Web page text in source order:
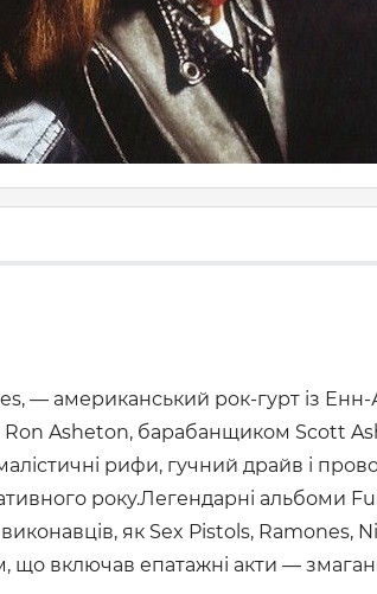
— американський рок-гурт із
Asheton, барабанщиком Scott
рифи, гучний драйв і
року.Легендарні альбоми
як Sex Pistols,
включав епатажні акти —